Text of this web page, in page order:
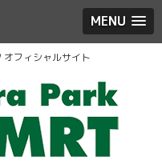
MENU
フィシャルサイト